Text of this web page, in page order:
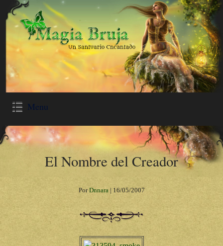
Menu
El Nombre del Creador
PorDnnara| 16/05/2007